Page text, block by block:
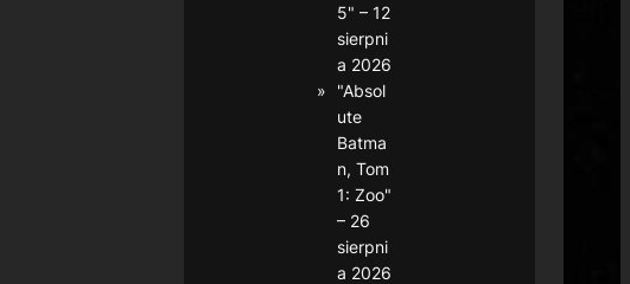
5" – 12
sierpni
a 2026
"Absol
ute
Batma
n, Tom
1: Zoo"
– 26
sierpni
a 2026